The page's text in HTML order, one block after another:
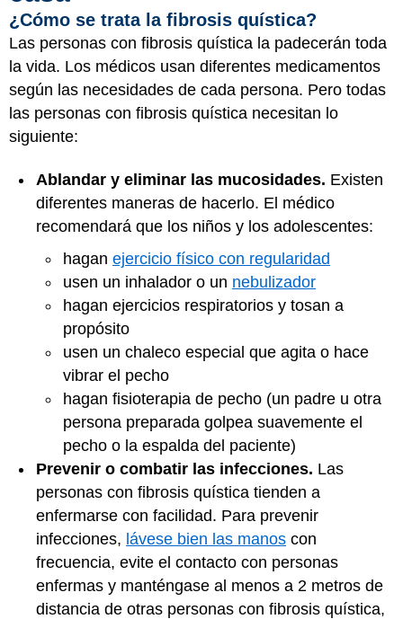
¿Cómo se trata la fibrosis quística?
Las personas con fibrosis quística la padecerán toda
la vida. Los médicos usan diferentes medicamentos
según las necesidades de cada persona. Pero todas
las personas con fibrosis quística necesitan lo
siguiente:
Ablandar y eliminar las mucosidades. Existen
diferentes maneras de hacerlo. El médico
recomendará que los niños y los adolescentes:
hagan ejercicio físico con regularidad
usen un inhalador o un nebulizador
hagan ejercicios respiratorios y tosan a
propósito
usen un chaleco especial que agita o hace
vibrar el pecho
hagan fisioterapia de pecho (un padre u otra
persona preparada golpea suavemente el
pecho o la espalda del paciente)
Prevenir o combatir las infecciones. Las
personas con fibrosis quística tienden a
enfermarse con facilidad. Para prevenir
infecciones, lávese bien las manos con
frecuencia, evite el contacto con personas
enfermas y manténgase al menos a 2 metros de
distancia de otras personas con fibrosis quística,